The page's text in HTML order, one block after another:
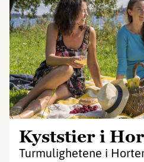
Kyststier i
Turmulighetene i